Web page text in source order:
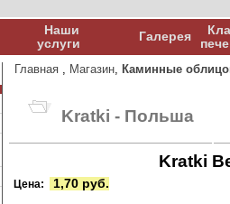
Наши
услуги
Галерея
Главная , Магазин, Каминные
Kratki - Польша
Kratki
Цена: 1,70 руб.